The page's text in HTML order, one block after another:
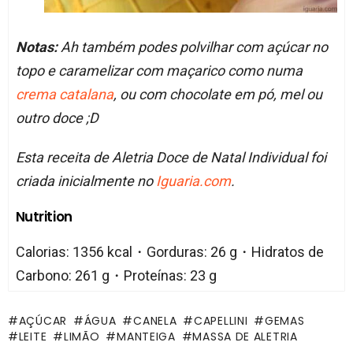
Notas:Ah também podes polvilhar com açúcar no
topo e caramelizar com maçarico como numa
crema catalana, ou com chocolate em pó, mel ou
outro doce ;D
Esta receita de Aletria Doce de Natal Individual foi
criada inicialmente no Iguaria.com.
Nutrition
Calorias: 1356 kcal・Gorduras: 26 g・Hidratos de
Carbono: 261 g・Proteínas: 23 g
AÇÚCAR ÁGUA CANELA CAPELLINI
GEMAS
LEITE
LIMÃO MANTEIGA
MASSA DE ALETRIA